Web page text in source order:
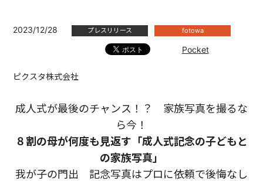
2023/12/28 プレスリリース fotowa
Pocket
ピクスタ株式会社
成人式が最後のチャンス！？ 家族写真を撮るな
ら今！
８割の母が何度も見返す「成人式記念の子どもと
の家族写真」
我が子の門出 記念写真はプロに依頼で後悔なし